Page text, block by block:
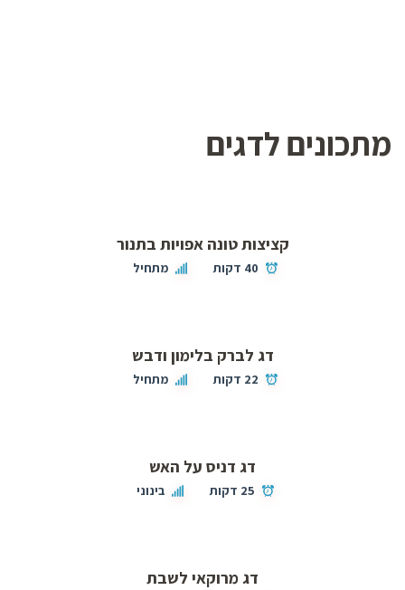
מתכונים לדגים
קציצות טונה אפויות בתנור
40 דקות מתחיל
דג לברק בלימון ודבש
22 דקות מתחיל
דג דניס על האש
25 דקות בינוני
דג מרוקאי לשבת